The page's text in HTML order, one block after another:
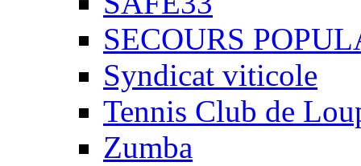
SECOURS
Syndicat viticole
Tennis Club de
Zumba